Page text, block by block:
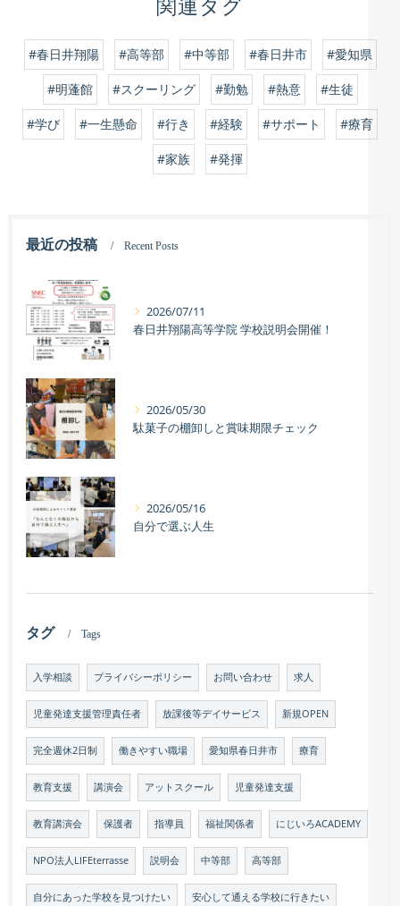
関連タグ
#春日井翔陽 #高等部 #中等部 #春日井市 #愛知県
#明蓬館 #スクーリング #勤勉 #熱意 #生徒
#学び #一生懸命 #行き #経験 #サポート #療育
#家族 #発揮
最近の投稿 Recent Posts
2026/07/11
春日井翔陽高等学院 学校説明会開催！
2026/05/30
駄菓子の棚卸しと賞味期限チェック
2026/05/16
自分で選ぶ人生
タグ Tags
入学相談 プライバシーポリシー お問い合わせ 求人
児童発達支援管理責任者 放課後等デイサービス 新規OPEN
完全週休2日制 働きやすい職場 愛知県春日井市 療育
教育支援 講演会 アットスクール 児童発達支援
教育講演会 保護者 指導員 福祉関係者 にじいろACADEMY
NPO法人LIFEterrasse 説明会 中等部 高等部
自分にあった学校を見つけたい 安心して通える学校に行きたい